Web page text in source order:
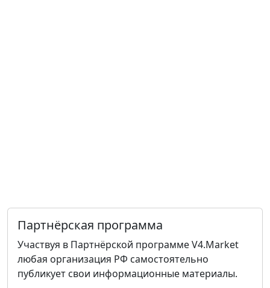
Партнёрская программа
Участвуя в Партнёрской программе V4.Market
любая организация РФ самостоятельно
публикует свои информационные материалы.